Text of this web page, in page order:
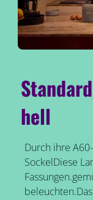
hell
Durch ihre
SockelDiese